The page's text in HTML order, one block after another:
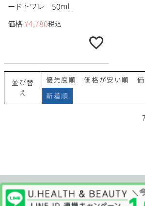
ードトワレ 50mL
価格 ¥4,780税込
並び替
え
優先度順 価格が安い順
新着順